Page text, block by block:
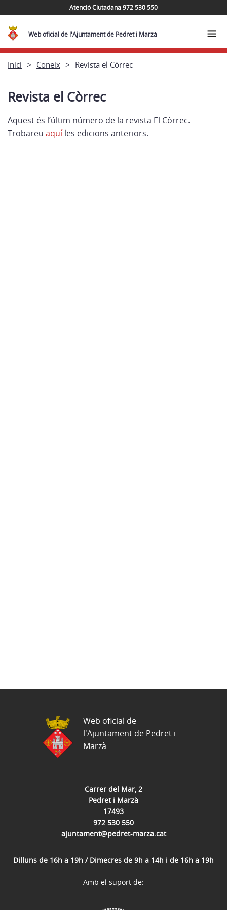
Atenció Ciutadana 972 530 550
Web oficial de l'Ajuntament de Pedret i Marzà
Inici Coneix Revista el Còrrec
Revista el Còrrec
Aquest és l’últim número de la revista El Còrrec.
Trobareu aquíles edicions anteriors.
Carrer del Mar, 2
Pedret i Marzà
17493
972 530 550
ajuntament@pedret-marza.cat
Dilluns de 16h a 19h / Dimecres de 9h a 14h i de 16h a 19h
Web oficial de
l'Ajuntament de Pedret i
Marzà
Amb el suport de: